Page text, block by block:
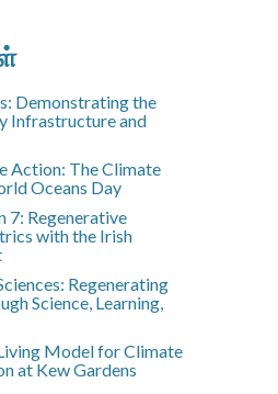
Demonstrating the
Infrastructure and
Action: The Climate
Oceans Day
7: Regenerative
with the Irish
Regenerating
Science, Learning,
Model for Climate
at Kew Gardens